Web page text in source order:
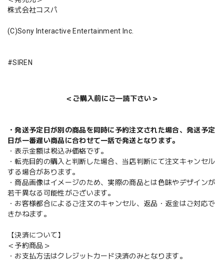
株式会社コスパ
(C)Sony Interactive Entertainment Inc.
#SIREN
＜ご購入前にご一読下さい＞
・発送予定日が別の商品を同時に予約注文された場合、発送予定
日が一番遅い商品に合わせて一括で発送となります。
・表示金額は税込み価格です。
・転売目的の購入と判断した場合、当店判断にて注文キャンセル
する場合があります。
・商品画像はイメージのため、実際の商品とは色味やデザインが
若干異なる可能性がございます。
・お客様都合によるご注文のキャンセル、返品・返金はご対応で
きかねます。
【決済について】
＜予約商品＞
・お支払方法はクレジットカード決済のみとなります。